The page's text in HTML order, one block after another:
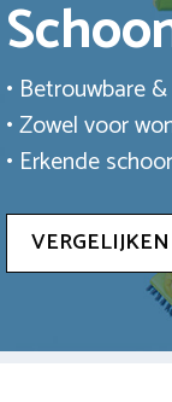
• Betrouwbare
• Zowel voor
• Erkende